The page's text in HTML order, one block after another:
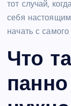
тот случай,
себя
начать с самого
Что